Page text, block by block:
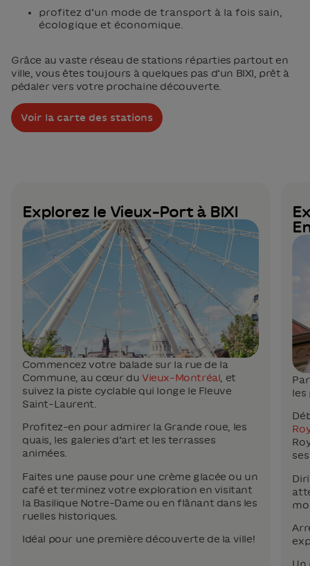
profitez d’un mode de transport à la fois sain,
écologique et économique.
Grâce au vaste réseau de stations réparties partout en
ville, vous êtes toujours à quelques pas d’un BIXI, prêt à
pédaler vers votre prochaine découverte.
Voir la carte des stations
Explorez le Vieux-Port à BIXI
Commencez votre balade sur la rue de la
Commune, au cœur duVieux-Montréal , et
suivez la piste cyclable qui longe le Fleuve
Saint-Laurent.
Profitez-en pour admirer la Grande roue, les
quais, les galeries d’art et les terrasses
animées.
Faites une pause pour une crème glacée ou un
café et terminez votre exploration en visitant
la Basilique Notre-Dame ou en flânant dans les
ruelles historiques.
Idéal pour une première découverte de la ville!
les
Un